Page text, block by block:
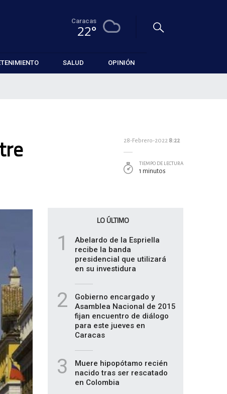
Caracas
22°
SALUD OPINIÓN
28-Febrero-2022 8:22
TIEMPO DE LECTURA
1 minutos
LO ÚLTIMO
1
Abelardo de la Espriella
recibe la banda
presidencial que utilizará
en su investidura
2
Gobierno encargado y
Asamblea Nacional de 2015
fijan encuentro de diálogo
para este jueves en
Caracas
3
Muere hipopótamo recién
nacido tras ser rescatado
en Colombia